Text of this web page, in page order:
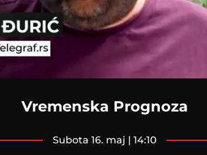
Vremenska Prognoza
subota 16. maj | 14:10